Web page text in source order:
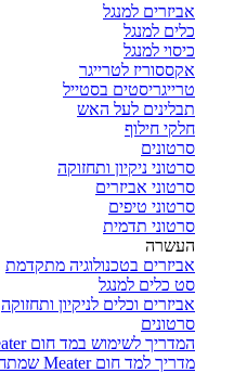
אביזרים למנגל
כלים למנגל
כיסוי למנגל
אקססוריז לטרייגר
טרייגריסטים בסטייל
תבלינים לעל האש
חלקי חילוף
סרטונים
סרטוני ניקיון ותחזוקה
סרטוני אביזרים
סרטוני טיפים
סרטוני תדמית
העשרה
אביזרים בטכנולוגיה מתקדמת
סט כלים למנגל
אביזרים וכלים לניקיון ותחזוקה
סרטונים
המדריך לשימוש במד חום Meater
מדריך למד חום Meater שמתחבר למעשנה Traeger